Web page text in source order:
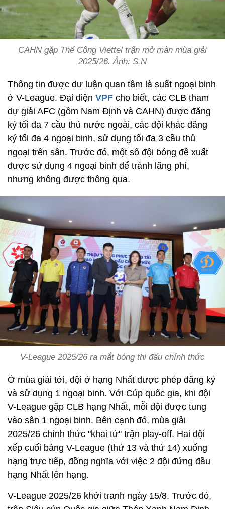
CAHN gặp Thể Công Viettel trận mở màn mùa giải
2025/26. Ảnh: S.N
Thông tin được dư luận quan tâm là suất ngoại binh
ở V-League. Đại diện VPF cho biết, các CLB tham
dự giải AFC (gồm Nam Định và CAHN) được đăng
ký tối đa 7 cầu thủ nước ngoài, các đội khác đăng
ký tối đa 4 ngoại binh, sử dụng tối đa 3 cầu thủ
ngoại trên sân. Trước đó, một số đội bóng đề xuất
được sử dụng 4 ngoại binh để tránh lãng phí,
nhưng không được thông qua.
V-League 2025/26 ra mắt bóng thi đấu chính thức
Ở mùa giải tới, đội ở hạng Nhất được phép đăng ký
và sử dụng 1 ngoại binh. Với Cúp quốc gia, khi đội
V-League gặp CLB hạng Nhất, mỗi đội được tung
vào sân 1 ngoại binh. Bên cạnh đó, mùa giải
2025/26 chính thức "khai tử" trận play-off. Hai đội
xếp cuối bảng V-League (thứ 13 và thứ 14) xuống
hạng trực tiếp, đồng nghĩa với việc 2 đội đứng đầu
hạng Nhất lên hạng.
V-League 2025/26 khởi tranh ngày 15/8. Trước đó,